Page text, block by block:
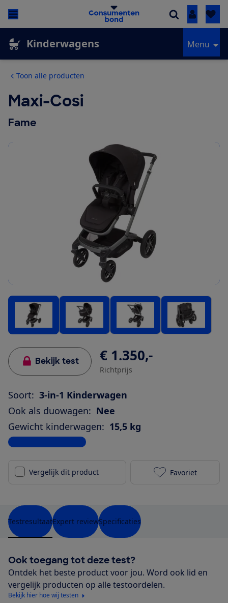
Inloggen
Kinderwagens Menu
Toon alle producten
Maxi-Cosi
Fame
Bekijk test € 1.350,-
Richtprijs
Soort: 3-in-1 Kinderwagen
Ook als duowagen: Nee
Gewicht kinderwagen: 15,5 kg
Bekijk alle specificaties
Vergelijk dit product Maxi-Cosi
Favoriet
TestresultaatExpert reviewSpecificaties
Ook toegang tot deze test?
Ontdek het beste product voor jou. Word ook lid en
vergelijk producten op alle testoordelen.
Bekijk hier hoe wij testen